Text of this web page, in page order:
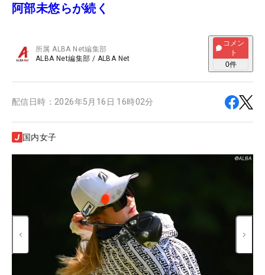
阿部未悠らが続く
所属ALBA Net編集部
ALBA Net編集部 / ALBA Net
コメン
ト
0件
配信日時： 2026年5月16日 16時02分
国内女子